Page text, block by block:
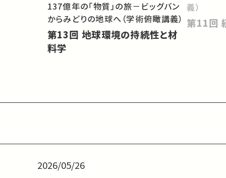
137億年の「物質」の旅－ビッグバン
からみどりの地球へ（学術俯瞰講義）
第13回 地球環境の持続性と材
料学
義）
2026/05/26